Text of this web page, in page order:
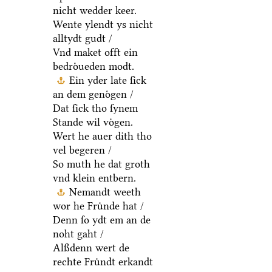
nicht wedder keer.
Wente ylendt ys nicht
alltydt gudt /
Vnd maket offt ein
bedroͤueden modt.
Ein yder late ſick
an dem genoͤgen /
Dat ſick tho ſynem
Stande wil voͤgen.
Wert he auer dith tho
vel begeren /
So muth he dat groth
vnd klein entbern.
Nemandt weeth
wor he Fruͤnde hat /
Denn ſo ydt em an de
noht gaht /
Alßdenn wert de
rechte Fruͤndt erkandt